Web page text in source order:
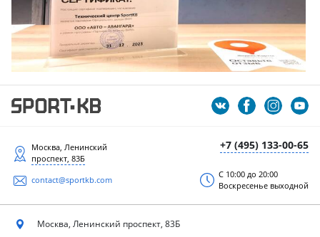
+7 (495) 133-00-65
Москва, Ленинский
проспект, 83Б
contact@sportkb.com
С 10:00 до 20:00
Воскресенье выходной
Москва, Ленинский проспект, 83Б